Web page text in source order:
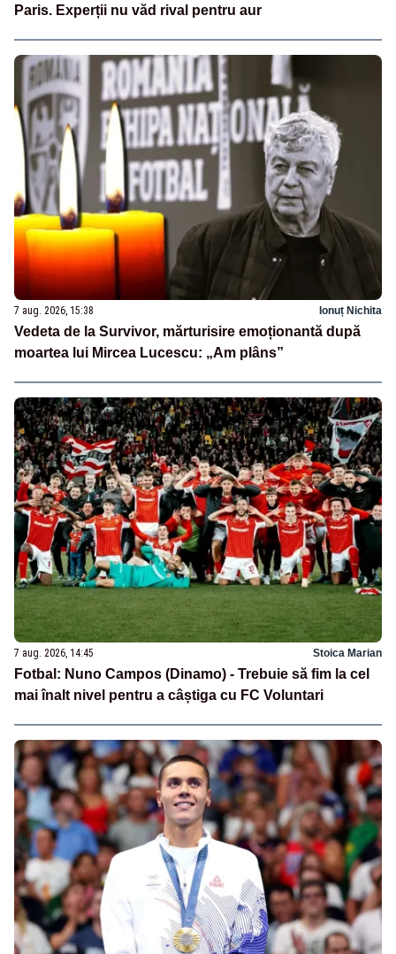
Paris. Experții nu văd rival pentru aur
7 aug. 2026, 15:38 Ionuț Nichita
Vedeta de la Survivor, mărturisire emoționantă după
moartea lui Mircea Lucescu: „Am plâns”
7 aug. 2026, 14:45 Stoica Marian
Fotbal: Nuno Campos (Dinamo) - Trebuie să fim la cel
mai înalt nivel pentru a câștiga cu FC Voluntari